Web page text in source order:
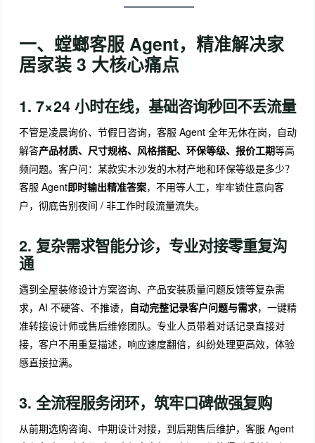
一、螳螂客服 Agent，精准解决家
居家装 3 大核心痛点
1. 7×24 小时在线，基础咨询秒回不丢流量
不管是凌晨询价、节假日咨询，客服 Agent 全年无休在岗，自动
解答产品材质、尺寸规格、风格搭配、环保等级、报价工期等高
频问题。客户问：某款实木沙发的木材产地和环保等级是多少？
客服 Agent即时输出精准答案，不用等人工，牢牢锁住意向客
户，彻底告别夜间 / 非工作时段流量流失。
2. 复杂需求智能分诊，专业对接零重复沟
通
遇到全屋装修设计方案咨询、产品安装质量问题反馈等复杂需
求，AI 不硬答、不推诿， 自动完整记录客户问题与需求，一键精
准转接设计师或售后维修团队。专业人员带着对话记录直接对
接，客户不用重复描述，响应速度翻倍，纠纷处理更高效，体验
感直接拉满。
3. 全流程服务闭环，筑牢口碑做强复购
从前期选购咨询、中期设计对接，到后期售后维护，客服 Agent